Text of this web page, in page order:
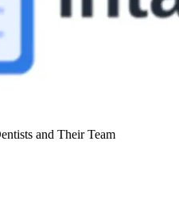
and Their Team